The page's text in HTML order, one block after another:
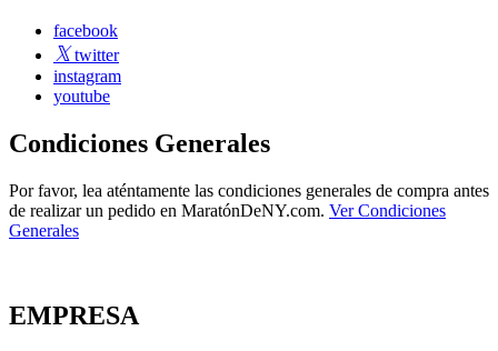
facebook
twitter
instagram
youtube
Condiciones Generales
Por favor, lea aténtamente las condiciones generales de compra antes
de realizar un pedido en MaratónDeNY.com. Ver Condiciones
Generales
EMPRESA